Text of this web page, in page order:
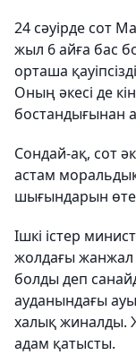
24 сәуірде сот
жыл 6 айға бас
орташа
Оның әкесі де
бостандығынан
Сондай-ақ, сот
астам
шығындарын
Ішкі істер
жолдағы жанжал
болды деп
ауданындағы
халық жиналды.
адам қатысты.